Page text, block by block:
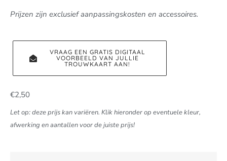
Prijzen zijn exclusief aanpassingskosten en accessoires.
VRAAG EEN GRATIS DIGITAAL
VOORBEELD VAN JULLIE
TROUWKAART AAN!
€2,50
Let op: deze prijs kan variëren. Klik hieronder op eventuele kleur,
afwerking en aantallen voor de juiste prijs!